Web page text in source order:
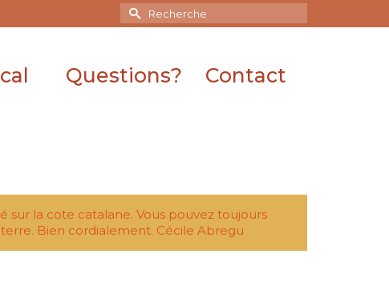
Rechercher :
Questions? Contact
la cote catalane. Vous pouvez toujours
Bien cordialement. Cécile Abregu